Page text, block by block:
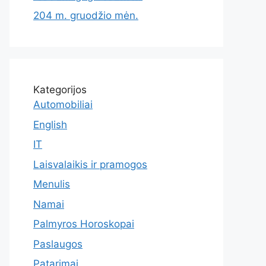
204 m. gruodžio mėn.
Kategorijos
Automobiliai
English
IT
Laisvalaikis ir pramogos
Menulis
Namai
Palmyros Horoskopai
Paslaugos